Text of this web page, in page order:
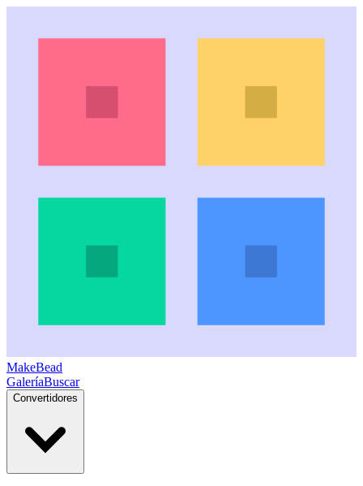
MakeBead
GaleríaBuscar
Convertidores